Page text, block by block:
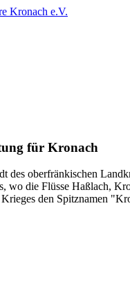
für Kronach
des oberfränkischen
wo die Flüsse Haßlach,
den Spitznamen